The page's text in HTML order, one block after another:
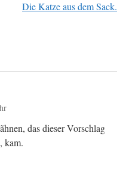
Die Katze aus dem Sack.
das dieser Vorschlag
kam.